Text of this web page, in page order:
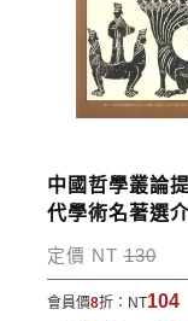
中國哲學叢論
代學術名著選
定價 NT130
會員價8折： NT104